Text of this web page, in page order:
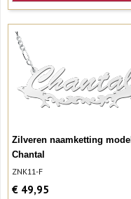
Zilveren naamketting model
Chantal
ZNK11-F
€ 49,95